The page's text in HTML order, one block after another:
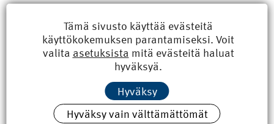
Uusimmat
Kyberisku kiinteistötietoihin haittaisi energiarakentamista
100 vuotta sitten: Rajajoen uusi rautatiesilta
Tämä sivusto käyttää evästeitä
käyttökokemuksen parantamiseksi. Voit
valita asetuksista mitä evästeitä haluat
hyväksyä.
Hyväksy
Hyväksy vain välttämättömät